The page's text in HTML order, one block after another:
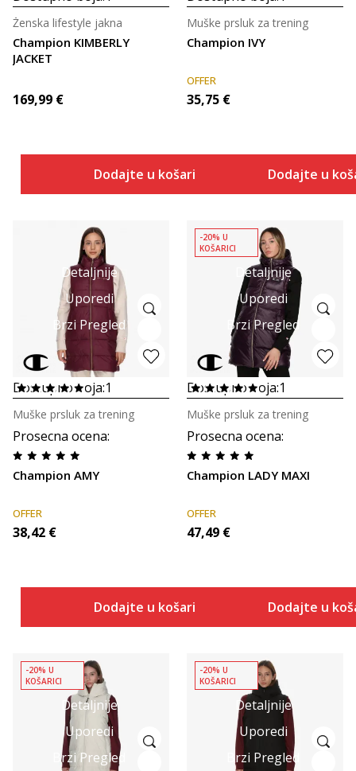
Champion KIMBERLY
JACKET
Ženska lifestyle jakna
169,99 €
Dodajte u košaricu
Champion IVY
Muške prsluk za trening
OFFER
35,75 €
Dodajte u
Detaljnije
Uporedi
Brzi Pregled
Dostupno boja:1
Prosecna ocena:
Champion AMY
Muške prsluk za trening
OFFER
38,42 €
Dodajte u košaricu
Detaljnije
Uporedi
Brzi Pregled
-20% U
KOŠARICI
Dostupno boja:1
Prosecna ocena:
Champion LADY MAXI
Muške prsluk za trening
OFFER
47,49 €
Dodajte u
Detaljnije
Uporedi
Brzi Pregled
-20% U
KOŠARICI
Detaljnije
Uporedi
Brzi Pregled
-20% U
KOŠARICI